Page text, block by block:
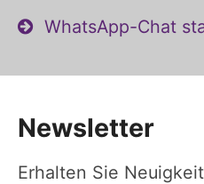
WhatsApp-Chat
Newsletter
Erhalten Sie